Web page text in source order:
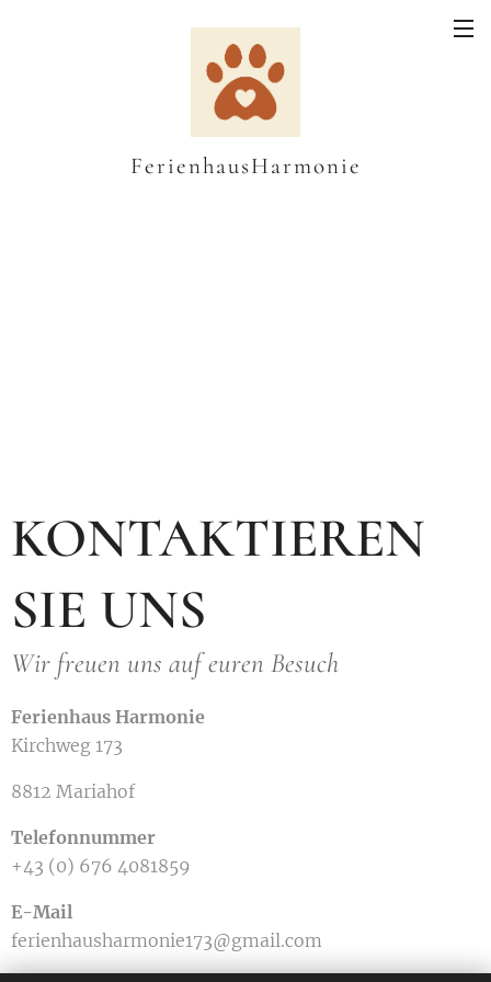
FerienhausHarmonie
KONTAKTIEREN
SIE UNS
Wir freuen uns auf euren Besuch
Ferienhaus Harmonie
Kirchweg 173
8812 Mariahof
Telefonnummer
+43 (0) 676 4081859
E-Mail
ferienhausharmonie173@gmail.com